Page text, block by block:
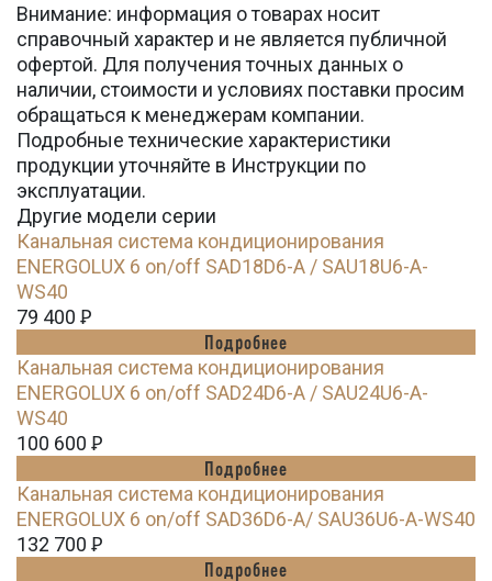
Внимание: информация о товарах носит
справочный характер и не является публичной
офертой. Для получения точных данных о
наличии, стоимости и условиях поставки просим
обращаться к менеджерам компании.
Подробные технические характеристики
продукции уточняйте в Инструкции по
эксплуатации.
Другие модели серии
Канальная система кондиционирования
ENERGOLUX 6 on/off SAD18D6-A / SAU18U6-A-
WS40
79 400 Ꝑ
Подробнее
Канальная система кондиционирования
ENERGOLUX 6 on/off SAD24D6-A / SAU24U6-A-
WS40
100 600 Ꝑ
Подробнее
Канальная система кондиционирования
ENERGOLUX 6 on/off SAD36D6-A/ SAU36U6-A-WS40
132 700 Ꝑ
Подробнее